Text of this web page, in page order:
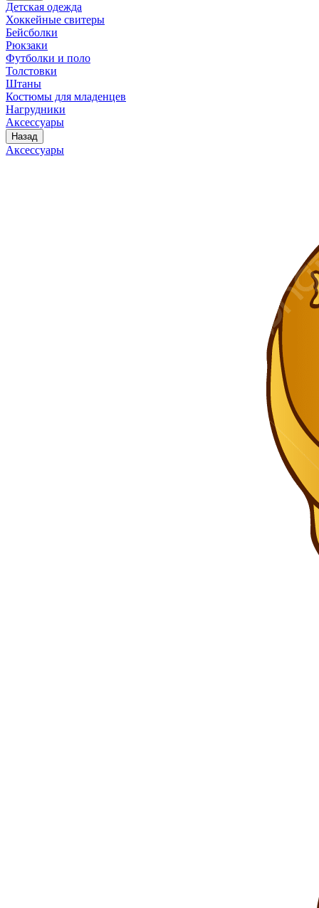
Детская одежда
Хоккейные свитеры
Бейсболки
Рюкзаки
Футболки и поло
Толстовки
Штаны
Костюмы для младенцев
Нагрудники
Аксессуары
Назад
Аксессуары